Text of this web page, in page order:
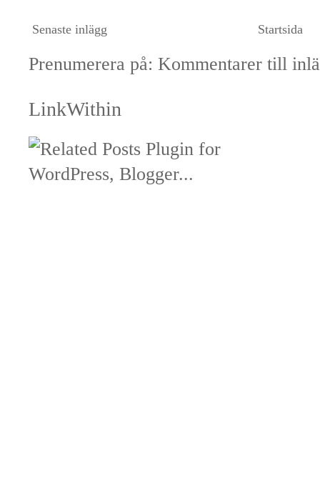
Senaste inlägg Startsida
Prenumerera på: Kommentarer till
LinkWithin